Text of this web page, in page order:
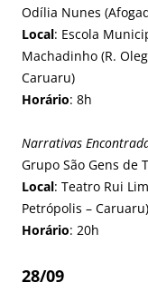
Odília Nunes
Local: Escola
Machadinho (R.
Caruaru)
Horário: 8h
Narrativas
Grupo São Gens de
Local: Teatro Rui
Petrópolis – Caruaru)
Horário: 20h
28/09